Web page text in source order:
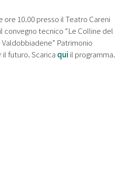
10.00 presso il Teatro Careni
convegno tecnico “Le Colline del
Patrimonio
futuro. Scarica qui il programma.